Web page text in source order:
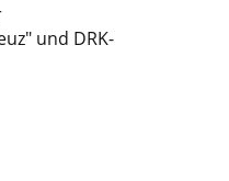
und DRK-